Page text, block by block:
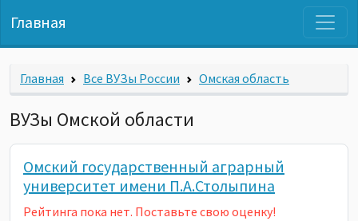
Главная
Главная Все ВУЗы России Омская область
ВУЗы Омской области
Омский государственный аграрный
университет имени П.А.Столыпина
Рейтинга пока нет. Поставьте свою оценку!